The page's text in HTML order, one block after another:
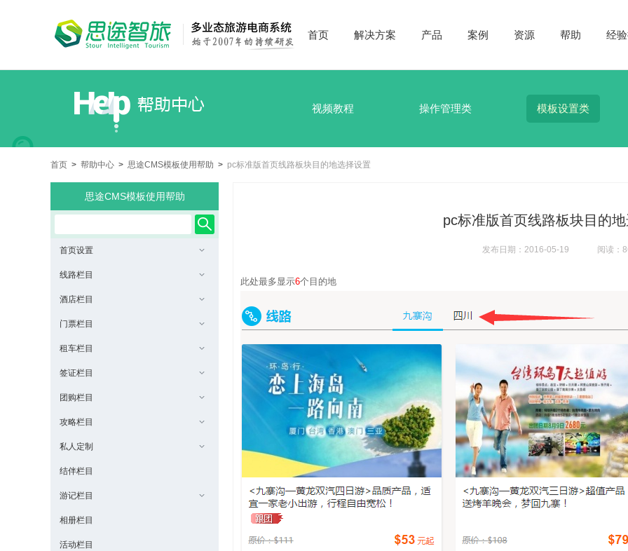
首页 解决方案 产品 案例 资源 帮助 经
视频教程 操作管理类 模板设置类
首页 > 帮助中心 > 思途CMS模板使用帮助 > pc标准版首页线路板块目的地选择设置
思途CMS模板使用帮助
首页设置
线路栏目
酒店栏目
门票栏目
租车栏目
签证栏目
团购栏目
攻略栏目
私人定制
结伴栏目
游记栏目
相册栏目
活动栏目
pc标准版首页线路板块目的
发布日期：2016-05-19 阅读：
此处最多显示6个目的地